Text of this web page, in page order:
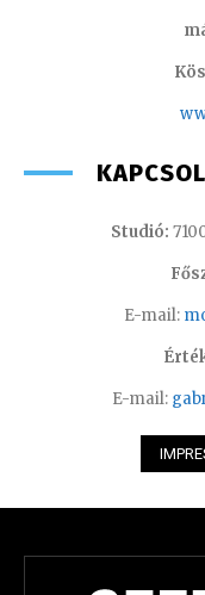
Studió:
E-mail:
E-mail: